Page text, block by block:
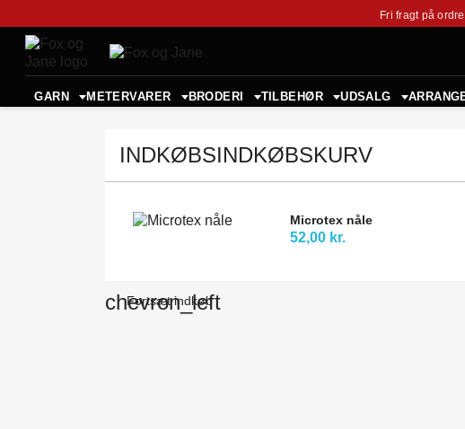
Fri fragt på
GARN METERVARER BRODERI TILBEHØR UDSALG
INDKØBSINDKØBSKURV
Microtex nåle
52,00 kr.
chevron_left
Fortsæt indkøb